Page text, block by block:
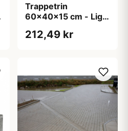
Trappetrin
60x40x15 cm - Lige
212,49 kr